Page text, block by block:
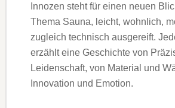
Innozen steht für einen neuen
Thema Sauna, leicht, wohnlich,
zugleich technisch ausgereift.
erzählt eine Geschichte von
Leidenschaft, von Material und
Innovation und Emotion.